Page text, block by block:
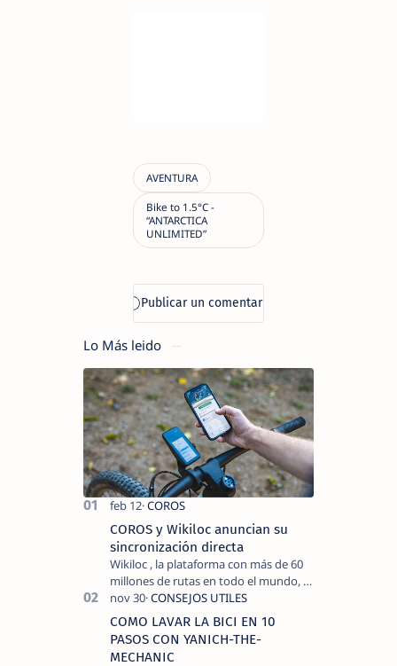
Lo Más leido
COROS y Wikiloc anuncian su
sincronización directa
Wikiloc , la plataforma con más de 60
millones de rutas en todo el mundo, y
COROS , marca de dispositivos GPS
reconocida mundialmente por su
tecnolo…
COMO LAVAR LA BICI EN 10
PASOS CON YANICH-THE-
MECHANIC